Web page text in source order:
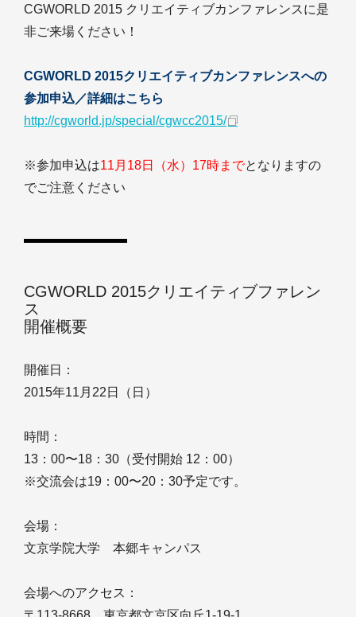
CGWORLD 2015 クリエイティブカンファレンスに是
非ご来場ください！
CGWORLD 2015クリエイティブカンファレンスへの
参加申込／詳細はこちら
http://cgworld.jp/special/cgwcc2015/
※参加申込は11月18日（水）17時までとなりますの
でご注意ください
CGWORLD 2015クリエイティブファレン
ス
開催概要
開催日：
2015年11月22日（日）
時間：
13：00〜18：30（受付開始 12：00）
※交流会は19：00〜20：30予定です。
会場：
文京学院大学 本郷キャンパス
会場へのアクセス：